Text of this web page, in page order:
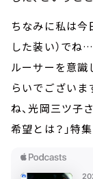
ちなみに私は今
した装い）でね
ルーサーを意識
らいでございま
ね、光岡三ツ子
希望とは？」特